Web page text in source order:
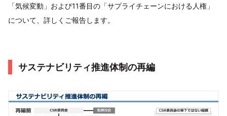
「気候変動」および11番目の「サプライチェーンにおける人権」
について、詳しくご報告します。
サステナビリティ推進体制の再編